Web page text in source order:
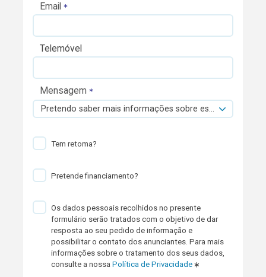
Email
Telemóvel
Mensagem
Pretendo saber mais informações sobre esta viatura.
Tem retoma?
Pretende financiamento?
Os dados pessoais recolhidos no presente
formulário serão tratados com o objetivo de dar
resposta ao seu pedido de informação e
possibilitar o contato dos anunciantes. Para mais
informações sobre o tratamento dos seus dados,
consulte a nossaPolítica de Privacidade